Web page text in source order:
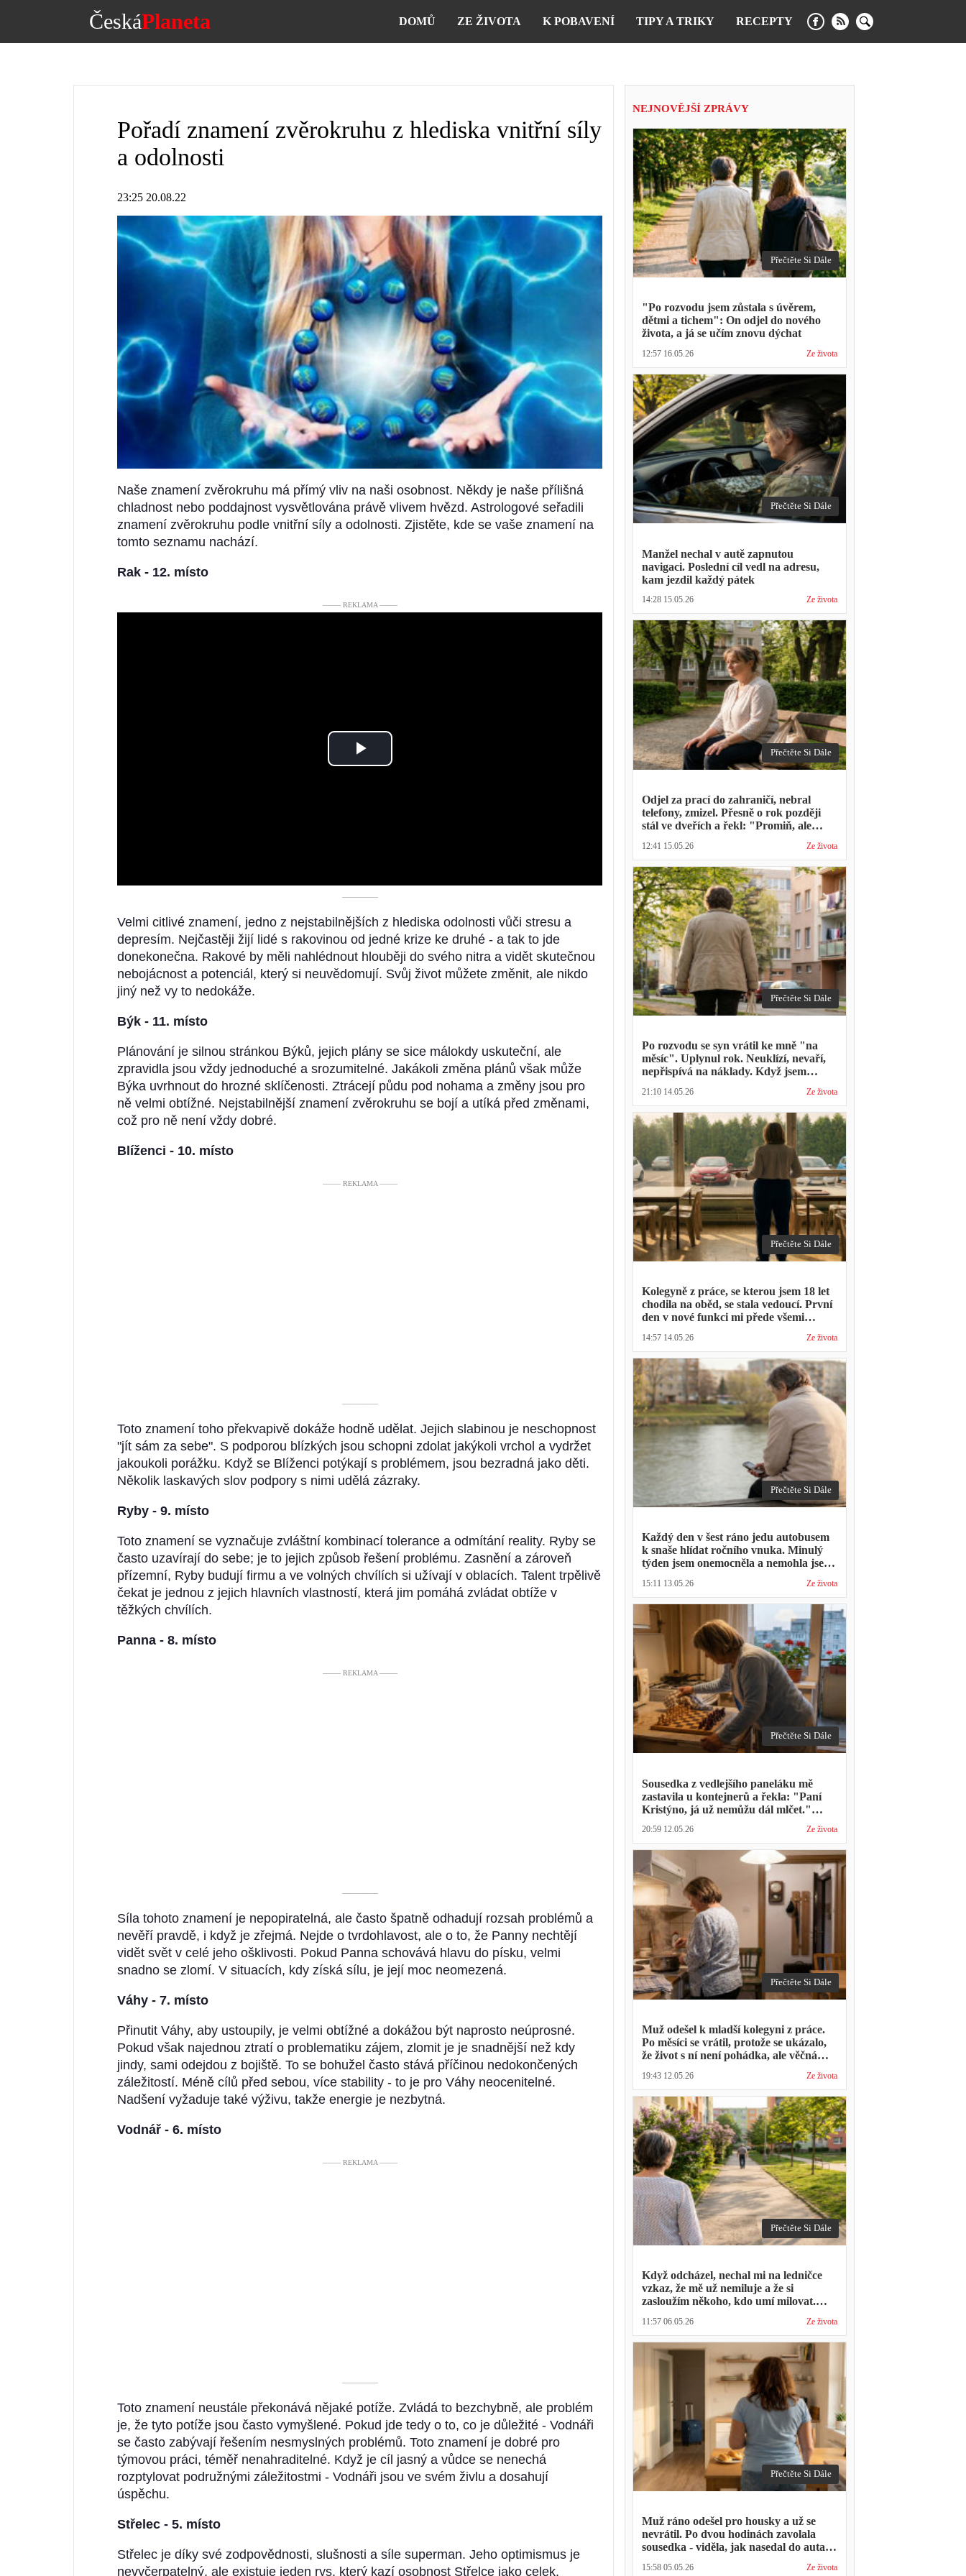
ČeskáPlaneta DOMŮ ZE ŽIVOTA K POBAVENÍ TIPY A TRIKY RECEPTY
Pořadí znamení zvěrokruhu z hlediska vnitřní síly
a odolnosti
23:25 20.08.22
Naše znamení zvěrokruhu má přímý vliv na naši osobnost. Někdy je naše přílišná
chladnost nebo poddajnost vysvětlována právě vlivem hvězd. Astrologové seřadili
znamení zvěrokruhu podle vnitřní síly a odolnosti. Zjistěte, kde se vaše znamení na
tomto seznamu nachází.
Rak - 12. místo
––––– REKLAMA –––––
Play
––––––––––
Velmi citlivé znamení, jedno z nejstabilnějších z hlediska odolnosti vůči stresu a
depresím. Nejčastěji žijí lidé s rakovinou od jedné krize ke druhé - a tak to jde
donekonečna. Rakové by měli nahlédnout hlouběji do svého nitra a vidět skutečnou
nebojácnost a potenciál, který si neuvědomují. Svůj život můžete změnit, ale nikdo
jiný než vy to nedokáže.
Býk - 11. místo
Plánování je silnou stránkou Býků, jejich plány se sice málokdy uskuteční, ale
zpravidla jsou vždy jednoduché a srozumitelné. Jakákoli změna plánů však může
Býka uvrhnout do hrozné sklíčenosti. Ztrácejí půdu pod nohama a změny jsou pro
ně velmi obtížné. Nejstabilnější znamení zvěrokruhu se bojí a utíká před změnami,
což pro ně není vždy dobré.
Blíženci - 10. místo
––––– REKLAMA –––––
––––––––––
Toto znamení toho překvapivě dokáže hodně udělat. Jejich slabinou je neschopnost
"jít sám za sebe". S podporou blízkých jsou schopni zdolat jakýkoli vrchol a vydržet
jakoukoli porážku. Když se Blíženci potýkají s problémem, jsou bezradná jako děti.
Několik laskavých slov podpory s nimi udělá zázraky.
Ryby - 9. místo
Toto znamení se vyznačuje zvláštní kombinací tolerance a odmítání reality. Ryby se
často uzavírají do sebe; je to jejich způsob řešení problému. Zasnění a zároveň
přízemní, Ryby budují firmu a ve volných chvílích si užívají v oblacích. Talent trpělivě
čekat je jednou z jejich hlavních vlastností, která jim pomáhá zvládat obtíže v
těžkých chvílích.
Panna - 8. místo
––––– REKLAMA –––––
––––––––––
Síla tohoto znamení je nepopiratelná, ale často špatně odhadují rozsah problémů a
nevěří pravdě, i když je zřejmá. Nejde o tvrdohlavost, ale o to, že Panny nechtějí
vidět svět v celé jeho ošklivosti. Pokud Panna schovává hlavu do písku, velmi
snadno se zlomí. V situacích, kdy získá sílu, je její moc neomezená.
Váhy - 7. místo
Přinutit Váhy, aby ustoupily, je velmi obtížné a dokážou být naprosto neúprosné.
Pokud však najednou ztratí o problematiku zájem, zlomit je je snadnější než kdy
jindy, sami odejdou z bojiště. To se bohužel často stává příčinou nedokončených
záležitostí. Méně cílů před sebou, více stability - to je pro Váhy neocenitelné.
Nadšení vyžaduje také výživu, takže energie je nezbytná.
Vodnář - 6. místo
––––– REKLAMA –––––
––––––––––
Toto znamení neustále překonává nějaké potíže. Zvládá to bezchybně, ale problém
je, že tyto potíže jsou často vymyšlené. Pokud jde tedy o to, co je důležité - Vodnáři
se často zabývají řešením nesmyslných problémů. Toto znamení je dobré pro
týmovou práci, téměř nenahraditelné. Když je cíl jasný a vůdce se nenechá
rozptylovat podružnými záležitostmi - Vodnáři jsou ve svém živlu a dosahují
úspěchu.
Střelec - 5. místo
Střelec je díky své zodpovědnosti, slušnosti a síle superman. Jeho optimismus je
nevyčerpatelný, ale existuje jeden rys, který kazí osobnost Střelce jako celek.
NEJNOVĚJŠÍ ZPRÁVY
Přečtěte Si Dále
"Po rozvodu jsem zůstala s úvěrem,
dětmi a tichem": On odjel do nového
života, a já se učím znovu dýchat
12:57 16.05.26 Ze života
Přečtěte Si Dále
Manžel nechal v autě zapnutou
navigaci. Poslední cíl vedl na adresu,
kam jezdil každý pátek
14:28 15.05.26 Ze života
Přečtěte Si Dále
Odjel za prací do zahraničí, nebral
telefony, zmizel. Přesně o rok později
stál ve dveřích a řekl: "Promiň, ale
12:41 15.05.26 Ze života
Přečtěte Si Dále
Po rozvodu se syn vrátil ke mně "na
měsíc". Uplynul rok. Neuklízí, nevaří,
nepřispívá na náklady. Když jsem
přece nevyhodíš vlastní dítě."
21:10 14.05.26 Ze života
Přečtěte Si Dále
Kolegyně z práce, se kterou jsem 18 let
chodila na oběd, se stala vedoucí. První
den v nové funkci mi přede všemi
Přestávka trvala stejně jako vždycky
14:57 14.05.26 Ze života
Přečtěte Si Dále
Každý den v šest ráno jedu autobusem
k snaše hlídat ročního vnuka. Minulý
týden jsem onemocněla a nemohla jsem
den volna. Víš, kolik nás to stálo?"
15:11 13.05.26 Ze života
Přečtěte Si Dále
Sousedka z vedlejšího paneláku mě
zastavila u kontejnerů a řekla: "Paní
Kristýno, já už nemůžu dál mlčet."
manžela ve čtvrtky na lavičce před
lékárnou s tou samou ženou
20:59 12.05.26 Ze života
Přečtěte Si Dále
Muž odešel k mladší kolegyni z práce.
Po měsíci se vrátil, protože se ukázalo,
že život s ní není pohádka, ale věčná
19:43 12.05.26 Ze života
Přečtěte Si Dále
Když odcházel, nechal mi na ledničce
vzkaz, že mě už nemiluje a že si
zasloužím někoho, kdo umí milovat.
mohl přijít na nedělní oběd, protože ta
druhá ho vyhodila a nemá kde strávit
svátky
11:57 06.05.26 Ze života
Přečtěte Si Dále
Muž ráno odešel pro housky a už se
nevrátil. Po dvou hodinách zavolala
sousedka - viděla, jak nasedal do auta s
týden pomáhala balit na služební cestu
15:58 05.05.26 Ze života